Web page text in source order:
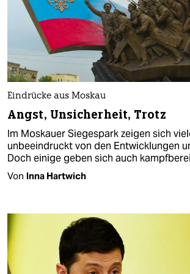
Eindrücke aus Moskau
Angst, Unsicherheit, Trotz
Im Moskauer Siegespark zeigen sich
unbeeindruckt von den Entwicklungen
Doch einige geben sich auch
Von Inna Hartwich